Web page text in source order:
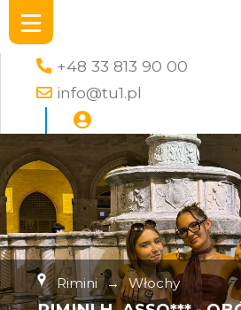
+48 33 813 90 00
info@tu1.pl
Rimini → Włochy